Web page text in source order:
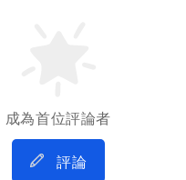
成為首位評論者
評論